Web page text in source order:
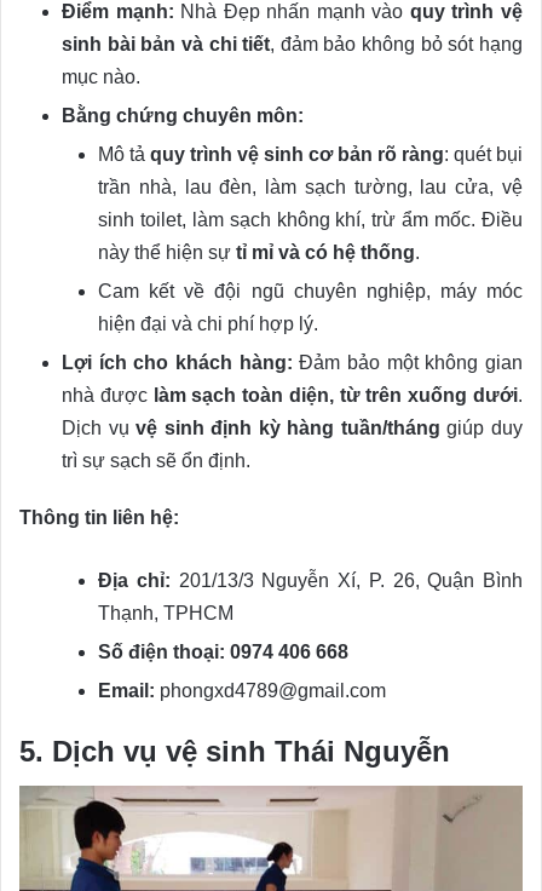
Điểm mạnh: Nhà Đẹp nhấn mạnh vào quy trình vệ
sinh bài bản và chi tiết, đảm bảo không bỏ sót hạng
mục nào.
Bằng chứng chuyên môn:
Mô tả quy trình vệ sinh cơ bản rõ ràng: quét bụi
trần nhà, lau đèn, làm sạch tường, lau cửa, vệ
sinh toilet, làm sạch không khí, trừ ẩm mốc. Điều
này thể hiện sự tỉ mỉ và có hệ thống.
Cam kết về đội ngũ chuyên nghiệp, máy móc
hiện đại và chi phí hợp lý.
Lợi ích cho khách hàng: Đảm bảo một không gian
nhà được làm sạch toàn diện, từ trên xuống dưới.
Dịch vụvệ sinh định kỳ hàng tuần/tháng giúp duy
trì sự sạch sẽ ổn định.
Thông tin liên hệ:
Địa chỉ: 201/13/3 Nguyễn Xí, P. 26, Quận Bình
Thạnh, TPHCM
Số điện thoại: 0974 406 668
Email: phongxd4789@gmail.com
5. Dịch vụ vệ sinh Thái Nguyễn